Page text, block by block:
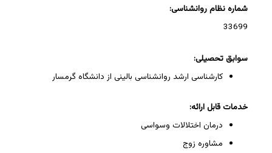
شماره نظام روانشناسی:
33699
سوابق تحصیلی:
کارشناسی ارشد روانشناسی بالینی از دانشگاه گرمسار
خدمات قابل ارائه:
درمان اختلالات وسواسی
مشاوره زوج